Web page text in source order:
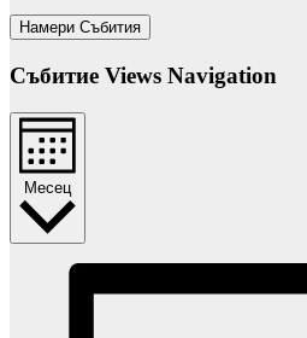
Намери Събития
Събитие Views Navigation
Месец